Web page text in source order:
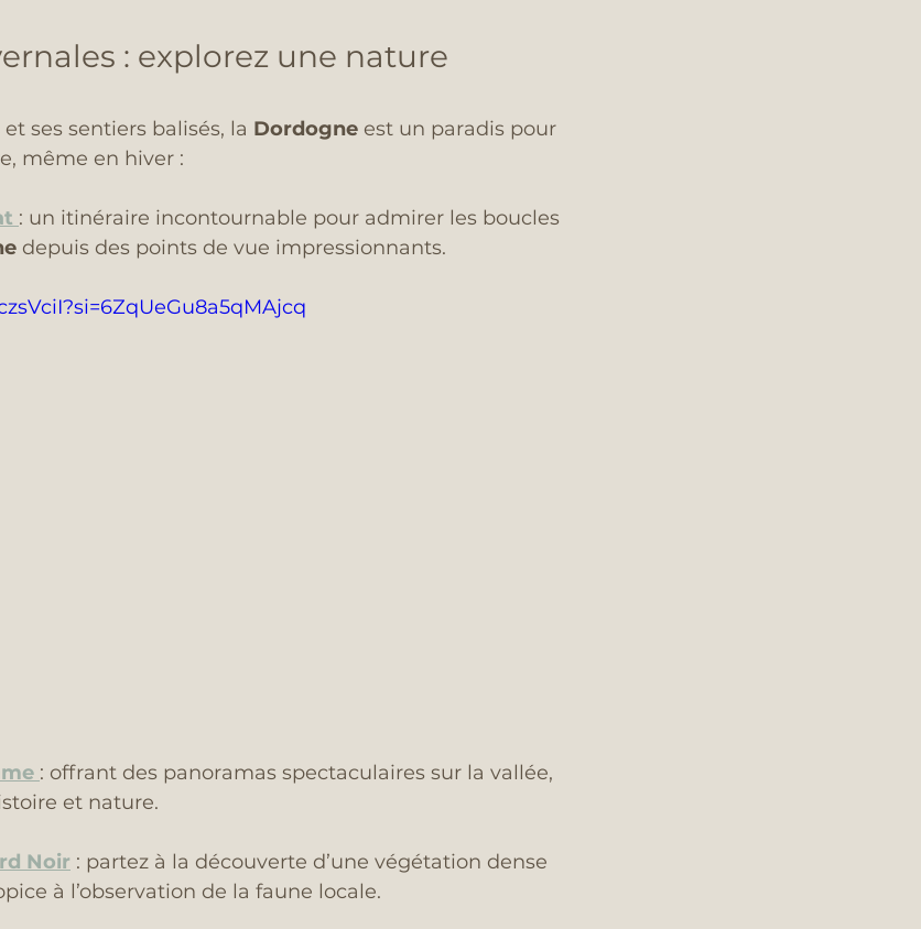
: explorez une nature
ses sentiers balisés, la Dordogne est un paradis pour
même en hiver :
: un itinéraire incontournable pour admirer les boucles
depuis des points de vue impressionnants.
: offrant des panoramas spectaculaires sur la vallée,
et nature.
Noir : partez à la découverte d’une végétation dense
à l’observation de la faune locale.